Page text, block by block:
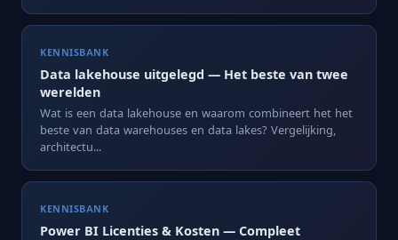
KENNISBANK
Data lakehouse uitgelegd — Het beste van twee
werelden
Wat is een data lakehouse en waarom combineert het het
beste van data warehouses en data lakes? Vergelijking,
architectu...
KENNISBANK
Power BI Licenties & Kosten — Compleet